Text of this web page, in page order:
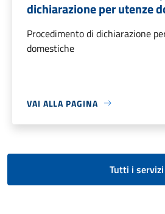
dichiarazione per utenze
Procedimento di dichiarazione
domestiche
VAI ALLA PAGINA
Tutti i servizi